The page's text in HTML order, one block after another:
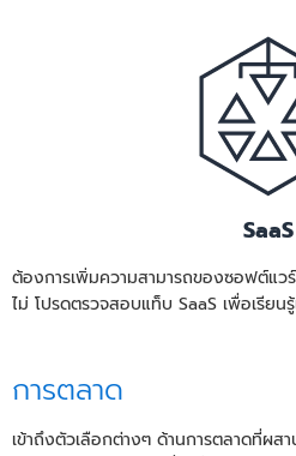
SaaS
ต้องการเพิ่มความสามารถของซอฟต์แวร์
ไม่ โปรดตรวจสอบแท็บ SaaS เพื่อเรียน
การตลาด
เข้าถึงตัวเลือกต่างๆ ด้านการตลาดที่ผส